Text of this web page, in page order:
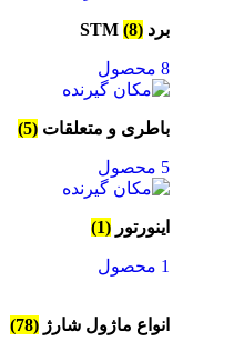
برد STM (8)
8 محصول
باطری و متعلقات (5)
5 محصول
اینورتور (1)
1 محصول
انواع ماژول شارژ (78)